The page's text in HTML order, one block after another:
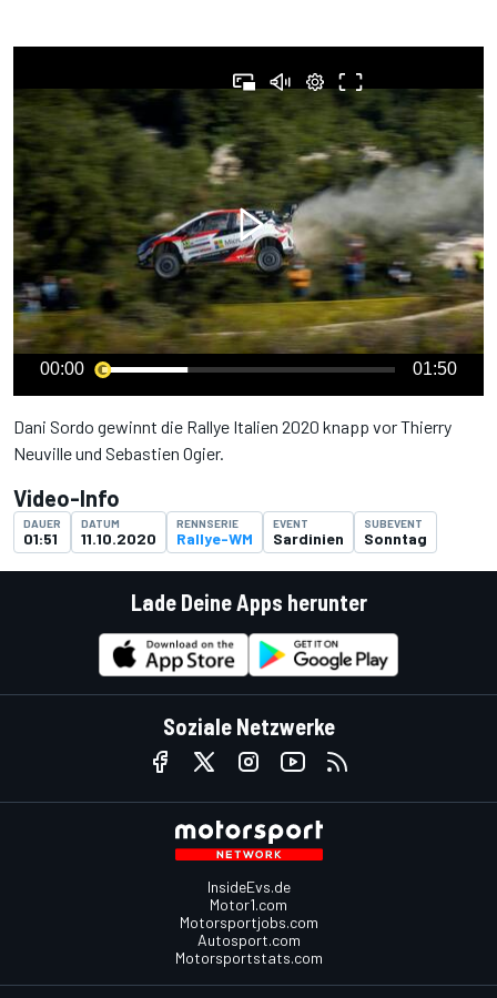
00:00 01:50
Dani Sordo gewinnt die Rallye Italien 2020 knapp vor Thierry
Neuville und Sebastien Ogier.
Video-Info
DAUER
01:51
DATUM
11.10.2020
RENNSERIE
Rallye-WM
EVENT
Sardinien
SUBEVENT
Sonntag
Lade Deine Apps herunter
Soziale Netzwerke
InsideEvs.de
Motor1.com
Motorsportjobs.com
Autosport.com
Motorsportstats.com